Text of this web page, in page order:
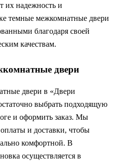
их надежность и
темные межкомнатные двери
благодаря своей
качествам.
двери
двери в «Двери
выбрать подходящую
и оформить заказ. Мы
и доставки, чтобы
комфортной. В
осуществляется в